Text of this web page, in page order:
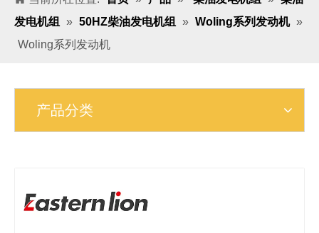
发电机组
» 50HZ柴油发电机组 » Woling系列发动机 »
Woling系列发动机
产品分类